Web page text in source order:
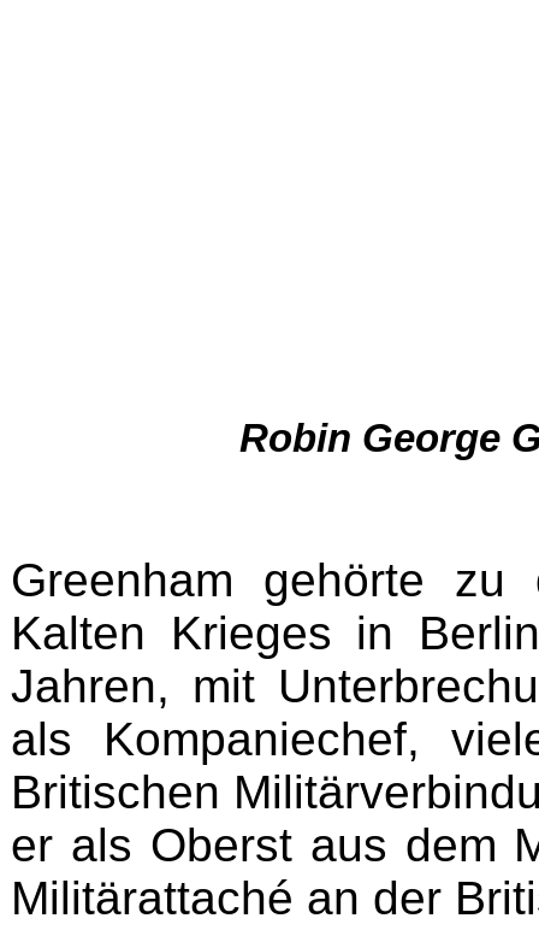
Robin George
Greenham gehörte
Kalten Krieges in
Jahren, mit
als Kompaniechef,
Britischen
er als Oberst aus dem
Militärattaché an der